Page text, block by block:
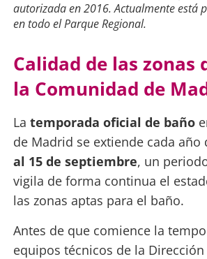
autorizada en 2016. Actualmente está
en todo el Parque Regional.
Calidad de las zonas
la Comunidad de
La temporada oficial de baño
de Madrid se extiende cada año
al 15 de septiembre, un
vigila de forma continua el
las zonas aptas para el baño.
Antes de que comience la
equipos técnicos de la